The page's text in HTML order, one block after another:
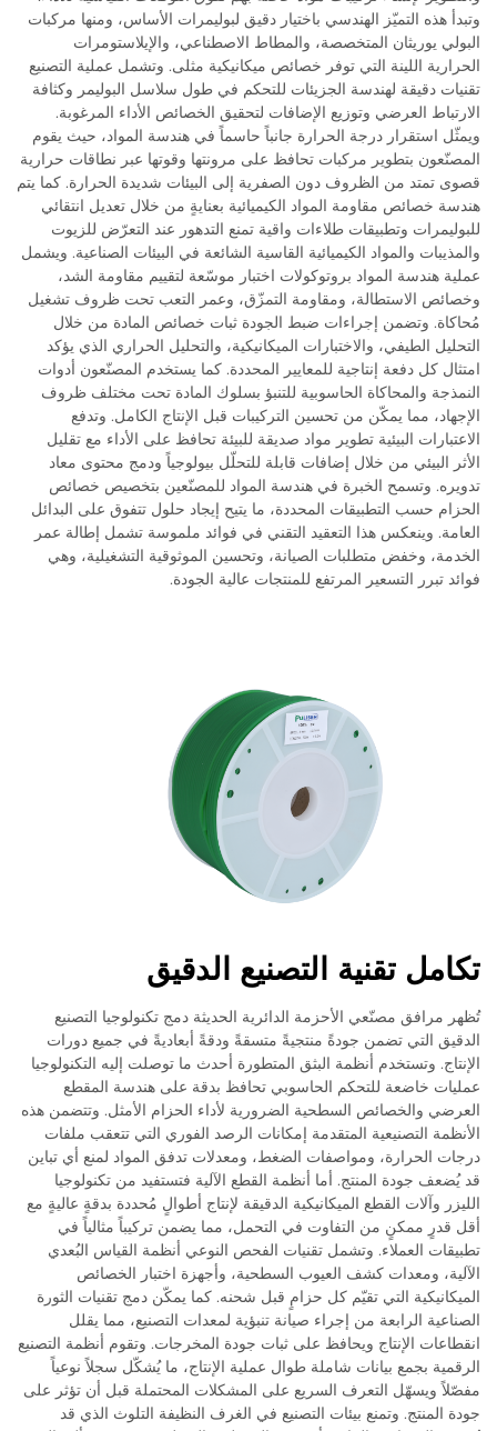
وتبدأ هذه التميّز الهندسي باختيار دقيق لبوليمرات الأساس، ومنها مركبات
البولي يوريثان المتخصصة، والمطاط الاصطناعي، والإيلاستومرات
الحرارية اللينة التي توفر خصائص ميكانيكية مثلى. وتشمل عملية التصنيع
تقنيات دقيقة لهندسة الجزيئات للتحكم في طول سلاسل البوليمر وكثافة
الارتباط العرضي وتوزيع الإضافات لتحقيق الخصائص الأداء المرغوبة.
ويمثّل استقرار درجة الحرارة جانباً حاسماً في هندسة المواد، حيث يقوم
المصنّعون بتطوير مركبات تحافظ على مرونتها وقوتها عبر نطاقات حرارية
قصوى تمتد من الظروف دون الصفرية إلى البيئات شديدة الحرارة. كما يتم
هندسة خصائص مقاومة المواد الكيميائية بعنايةٍ من خلال تعديل انتقائي
للبوليمرات وتطبيقات طلاءات واقية تمنع التدهور عند التعرّض للزيوت
والمذيبات والمواد الكيميائية القاسية الشائعة في البيئات الصناعية. ويشمل
عملية هندسة المواد بروتوكولات اختبار موسّعة لتقييم مقاومة الشد،
وخصائص الاستطالة، ومقاومة التمزّق، وعمر التعب تحت ظروف تشغيل
مُحاكاة. وتضمن إجراءات ضبط الجودة ثبات خصائص المادة من خلال
التحليل الطيفي، والاختبارات الميكانيكية، والتحليل الحراري الذي يؤكد
امتثال كل دفعة إنتاجية للمعايير المحددة. كما يستخدم المصنّعون أدوات
النمذجة والمحاكاة الحاسوبية للتنبؤ بسلوك المادة تحت مختلف ظروف
الإجهاد، مما يمكّن من تحسين التركيبات قبل الإنتاج الكامل. وتدفع
الاعتبارات البيئية تطوير مواد صديقة للبيئة تحافظ على الأداء مع تقليل
الأثر البيئي من خلال إضافات قابلة للتحلّل بيولوجياً ودمج محتوى معاد
تدويره. وتسمح الخبرة في هندسة المواد للمصنّعين بتخصيص خصائص
الحزام حسب التطبيقات المحددة، ما يتيح إيجاد حلول تتفوق على البدائل
العامة. وينعكس هذا التعقيد التقني في فوائد ملموسة تشمل إطالة عمر
الخدمة، وخفض متطلبات الصيانة، وتحسين الموثوقية التشغيلية، وهي
فوائد تبرر التسعير المرتفع للمنتجات عالية الجودة.
تكامل تقنية التصنيع الدقيق
تُظهر مرافق مصنّعي الأحزمة الدائرية الحديثة دمج تكنولوجيا التصنيع
الدقيق التي تضمن جودةً منتجيةً متسقةً ودقةً أبعاديةً في جميع دورات
الإنتاج. وتستخدم أنظمة البثق المتطورة أحدث ما توصلت إليه التكنولوجيا
عمليات خاضعة للتحكم الحاسوبي تحافظ بدقة على هندسة المقطع
العرضي والخصائص السطحية الضرورية لأداء الحزام الأمثل. وتتضمن هذه
الأنظمة التصنيعية المتقدمة إمكانات الرصد الفوري التي تتعقب ملفات
درجات الحرارة، ومواصفات الضغط، ومعدلات تدفق المواد لمنع أي تباين
قد يُضعف جودة المنتج. أما أنظمة القطع الآلية فتستفيد من تكنولوجيا
الليزر وآلات القطع الميكانيكية الدقيقة لإنتاج أطوالٍ مُحددة بدقةٍ عاليةٍ مع
أقل قدرٍ ممكنٍ من التفاوت في التحمل، مما يضمن تركيباً مثالياً في
تطبيقات العملاء. وتشمل تقنيات الفحص النوعي أنظمة القياس البُعدي
الآلية، ومعدات كشف العيوب السطحية، وأجهزة اختبار الخصائص
الميكانيكية التي تقيّم كل حزامٍ قبل شحنه. كما يمكّن دمج تقنيات الثورة
الصناعية الرابعة من إجراء صيانة تنبؤية لمعدات التصنيع، مما يقلل
انقطاعات الإنتاج ويحافظ على ثبات جودة المخرجات. وتقوم أنظمة التصنيع
الرقمية بجمع بيانات شاملة طوال عملية الإنتاج، ما يُشكّل سجلاً نوعياً
مفصّلاً ويسهّل التعرف السريع على المشكلات المحتملة قبل أن تؤثر على
جودة المنتج. وتمنع بيئات التصنيع في الغرف النظيفة التلوث الذي قد